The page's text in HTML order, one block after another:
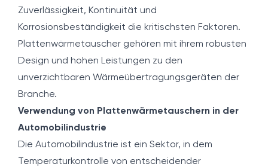
Zuverlässigkeit, Kontinuität und
Korrosionsbeständigkeit die kritischsten Faktoren.
Plattenwärmetauscher gehören mit ihrem robusten
Design und hohen Leistungen zu den
unverzichtbaren Wärmeübertragungsgeräten der
Branche.
Verwendung von Plattenwärmetauschern in der
Automobilindustrie
Die Automobilindustrie ist ein Sektor, in dem
Temperaturkontrolle von entscheidender